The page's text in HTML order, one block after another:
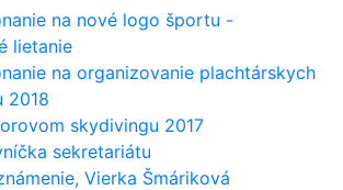
na nové logo športu -
lietanie
na organizovanie plachtárskych
2018
skydivingu 2017
sekretariátu
Vierka Šmáriková